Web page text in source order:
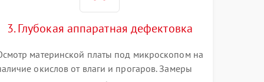
3000 ₽ Подробнее →
3. Глубокая аппаратная дефектовка
материнской платы под микроскопом на
окислов от влаги и прогаров. Замеры